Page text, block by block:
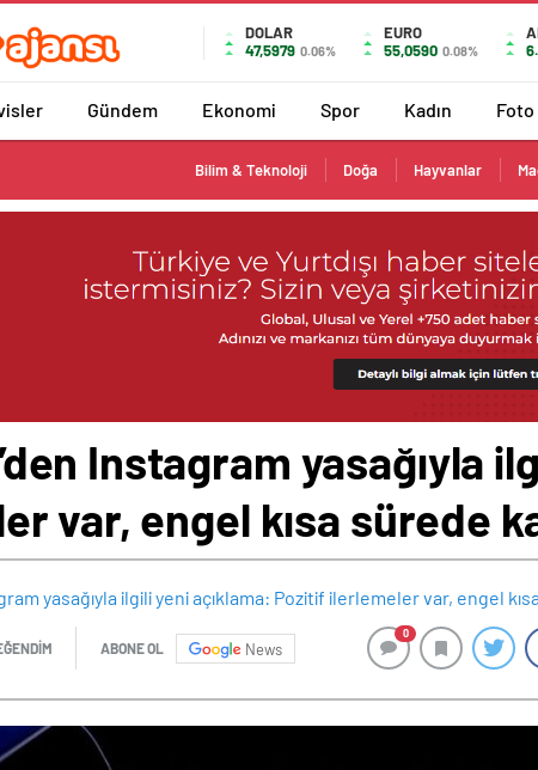
DOLAR
47,5979 0.06%
EURO
55,0590 0.08%
Gündem Ekonomi Spor Kadın Foto
Bilim & Teknoloji Doğa Hayvanlar
Instagram yasağıyla
var, engel kısa sürede
ABONE OL News
0